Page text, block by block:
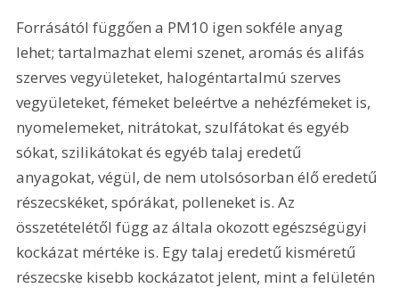
Forrásától függően a PM10 igen sokféle anyag
lehet; tartalmazhat elemi szenet, aromás és alifás
szerves vegyületeket, halogéntartalmú szerves
vegyületeket, fémeket beleértve a nehézfémeket is,
nyomelemeket, nitrátokat, szulfátokat és egyéb
sókat, szilikátokat és egyéb talaj eredetű
anyagokat, végül, de nem utolsósorban élő eredetű
részecskéket, spórákat, polleneket is. Az
összetételétől függ az általa okozott egészségügyi
kockázat mértéke is. Egy talaj eredetű kisméretű
részecske kisebb kockázatot jelent, mint a felületén